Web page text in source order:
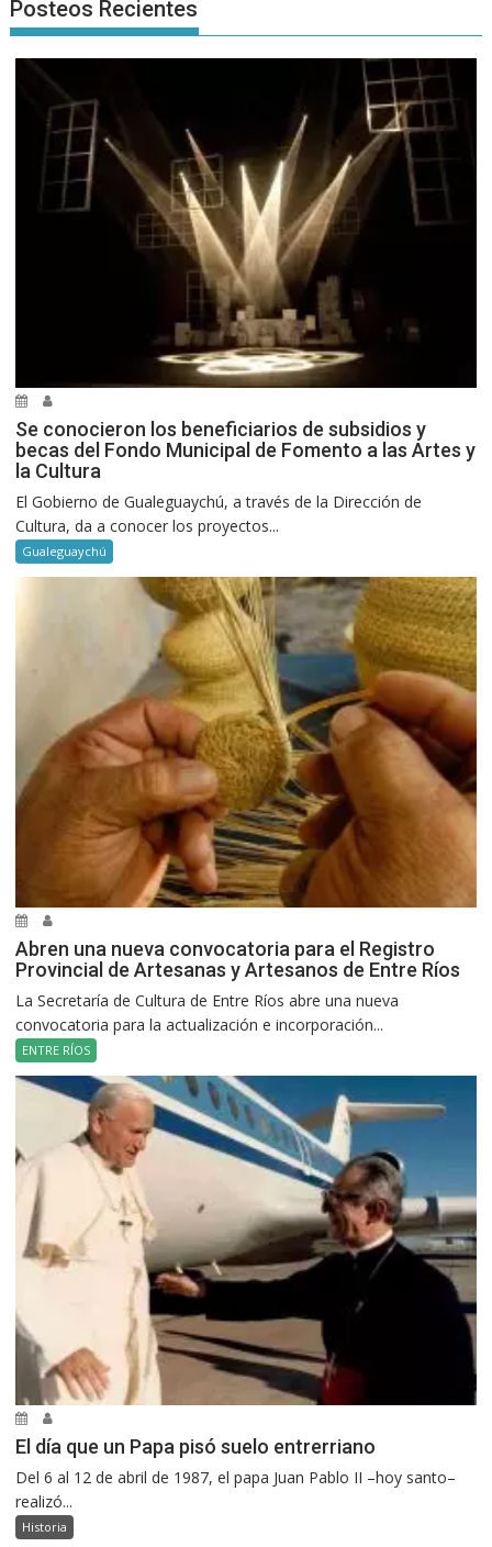
Posteos Recientes
Se conocieron los beneficiarios de subsidios y
becas del Fondo Municipal de Fomento a las Artes y
la Cultura
El Gobierno de Gualeguaychú, a través de la Dirección de
Cultura, da a conocer los proyectos...
Gualeguaychú
Abren una nueva convocatoria para el Registro
Provincial de Artesanas y Artesanos de Entre Ríos
La Secretaría de Cultura de Entre Ríos abre una nueva
convocatoria para la actualización e incorporación...
ENTRE RÍOS
El día que un Papa pisó suelo entrerriano
Del 6 al 12 de abril de 1987, el papa Juan Pablo II –hoy santo–
realizó...
Historia